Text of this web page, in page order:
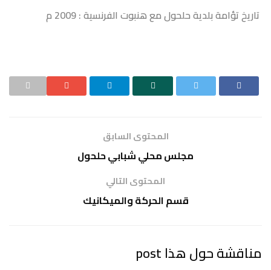
تاريخ تؤامة بلدية حلحول مع هنبوت الفرنسية : 2009 م
المحتوى السابق
مجلس محلي شبابي حلحول
المحتوى التالي
قسم الحركة والميكانيك
مناقشة حول هذا post